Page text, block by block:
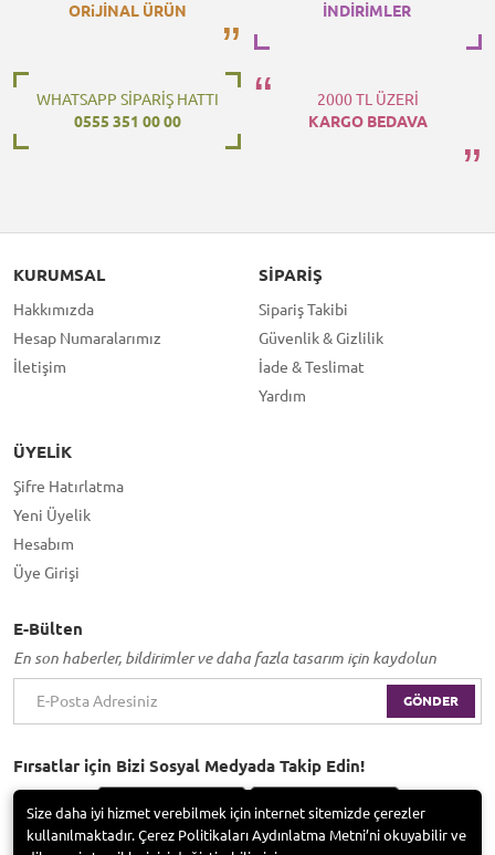
ORiJİNAL ÜRÜN
İNDİRİMLER
WHATSAPP SİPARİŞ HATTI
0555 351 00 00
2000 TL ÜZERİ
KARGO BEDAVA
KURUMSAL
Hakkımızda
Hesap Numaralarımız
İletişim
SIPARIŞ
Sipariş Takibi
Güvenlik & Gizlilik
İade & Teslimat
Yardım
ÜYELIK
Şifre Hatırlatma
Yeni Üyelik
Hesabım
Üye Girişi
E-Bülten
En son haberler, bildirimler ve daha fazla tasarım için kaydolun
GÖNDER
Fırsatlar için Bizi Sosyal Medyada Takip Edin!
Size daha iyi hizmet verebilmek için internet sitemizde çerezler
kullanılmaktadır. Çerez Politikaları Aydınlatma Metni’ni okuyabilir ve